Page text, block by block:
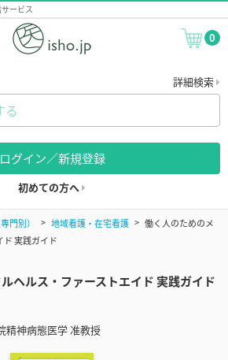
ービス
0
詳細検索
ログイン／新規登録
初めての方へ
門別） 地域看護・在宅看護
働く人のためのメ
ド 実践ガイド
ヘルス・ファーストエイド 実践ガイド
精神病態医学 准教授